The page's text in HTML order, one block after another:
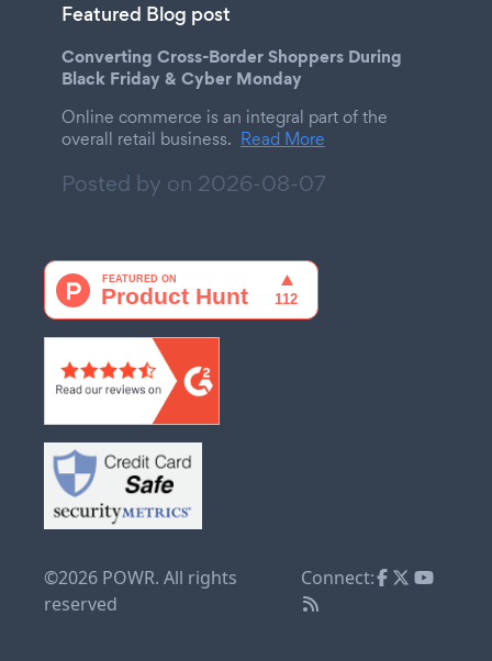
Featured Blog post
Converting Cross-Border Shoppers During
Black Friday & Cyber Monday
Online commerce is an integral part of the
overall retail business. Read More
Posted by on 2026-08-07
©2026 POWR. All rights
reserved
Connect: